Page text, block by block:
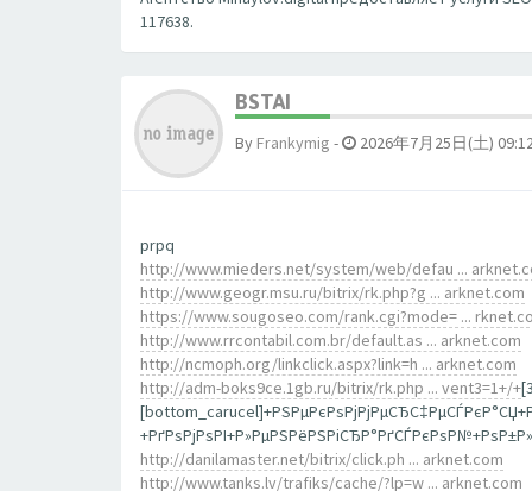
117638.
BSTAI
By Frankymig - 2026年7月25日(土)
prpq
http://www.mieders.net/system/web/defau ...
http://www.geogr.msu.ru/bitrix/rk.php?g ... arknet.com
https://www.sougoseo.com/rank.cgi?mode= ...
http://www.rrcontabil.com.br/default.as ... arknet.com
http://ncmoph.org/linkclick.aspx?link=h ... arknet.com
http://adm-boks9ce.1gb.ru/bitrix/rk.php ... vent3=1+/+
http://danilamaster.net/bitrix/click.ph ... arknet.com
http://www.tanks.lv/trafiks/cache/?lp=w ... arknet.com